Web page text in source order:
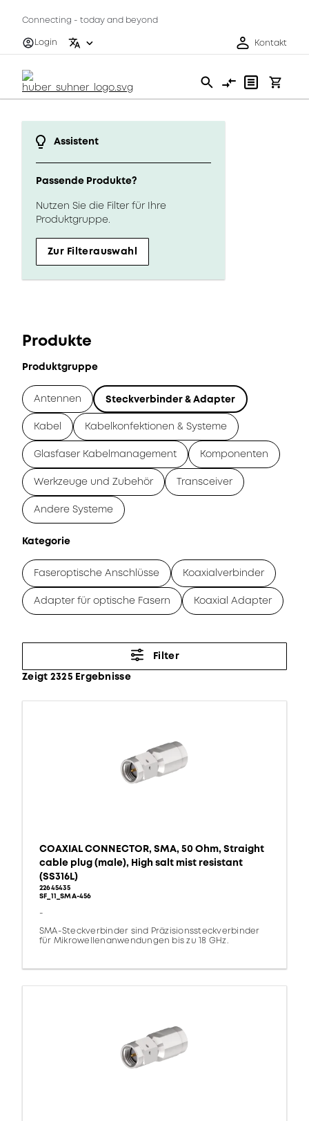
Connecting - today and beyond
Login
Kontakt
Assistent
Passende Produkte?
Nutzen Sie die Filter für Ihre
Produktgruppe.
Zur Filterauswahl
Produkte
Produktgruppe
Antennen Steckverbinder & Adapter
Kabel Kabelkonfektionen & Systeme
Glasfaser Kabelmanagement Komponenten
Werkzeuge und Zubehör Transceiver
Andere Systeme
Kategorie
Faseroptische Anschlüsse Koaxialverbinder
Adapter für optische Fasern Koaxial Adapter
Filter
Zeigt 2325 Ergebnisse
COAXIAL CONNECTOR, SMA, 50 Ohm, Straight
cable plug (male), High salt mist resistant
(SS316L)
22645435
SF_11_SMA-456
-
SMA-Steckverbinder sind Präzisionssteckverbinder
für Mikrowellenanwendungen bis zu 18 GHz.